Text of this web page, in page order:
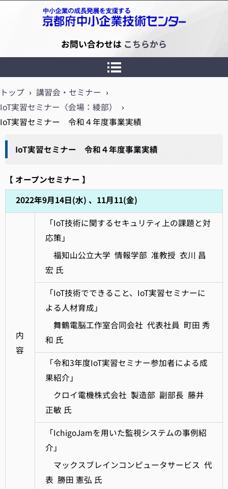
京都府中小企業技術センター
お問い合わせは こちらから
トップ › 講習会・セミナー ›
IoT実習セミナー（会場：綾部）
›
IoT実習セミナー 令和４年度事業実績
IoT実習セミナー 令和４年度事業実績
【 オープンセミナー 】
2022年9月14日(水) 、11月11(金)
内
容
「IoT技術に関するセキュリティ上の課題と対
応策」
福知山公立大学 情報学部 准教授 衣川 昌
宏 氏
「IoT技術でできること、IoT実習セミナーに
よる人材育成」
舞鶴電脳工作室合同会社 代表社員 町田 秀
和 氏
「令和3年度IoT実習セミナー参加者による成
果紹介」
クロイ電機株式会社 製造部 副部長 藤井
正敏 氏
「IchigoJamを用いた監視システムの事例紹
介」
マックスブレインコンピュータサービス 代
表 勝田 憲弘 氏